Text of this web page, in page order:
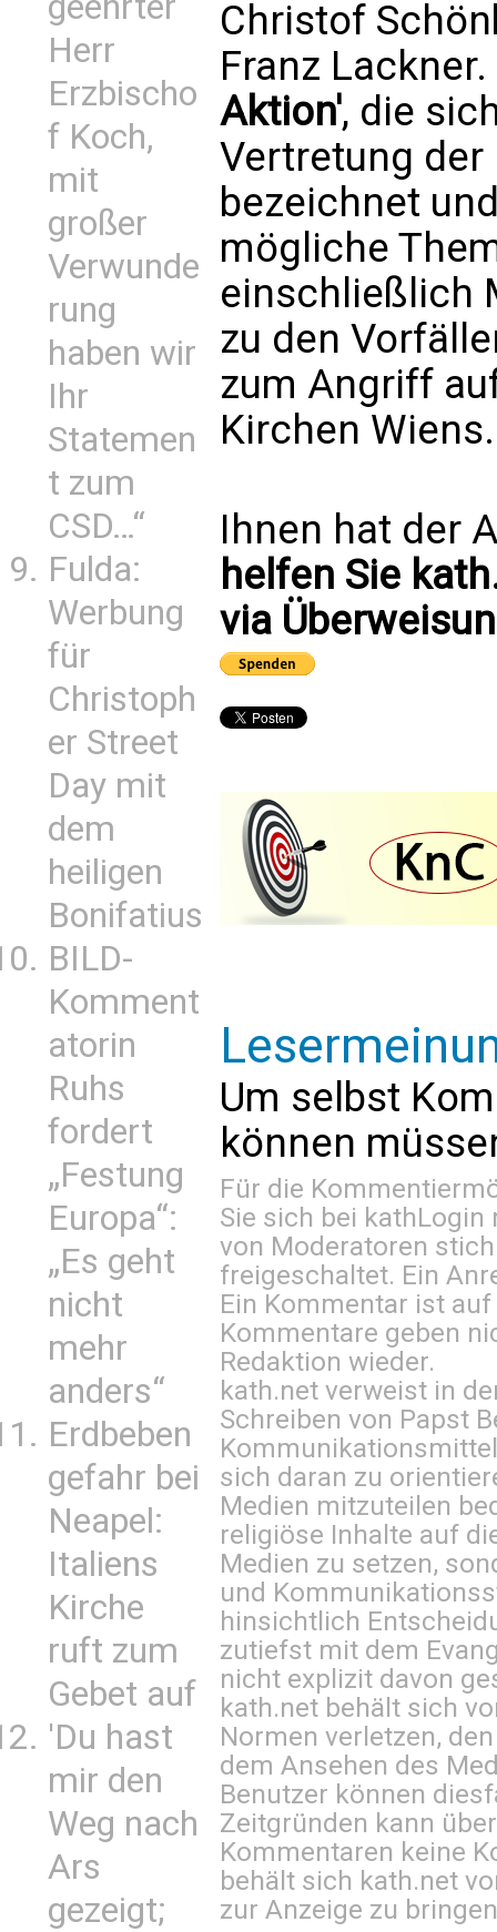
Herr
Erzbischo
f Koch,
mit
großer
Verwunde
rung
haben wir
Ihr
Statemen
t zum
CSD…“
Fulda:
Werbung
für
Christoph
er Street
Day mit
dem
heiligen
Bonifatius
BILD-
Komment
atorin
Ruhs
fordert
„Festung
Europa“:
„Es geht
nicht
mehr
anders“
Erdbeben
gefahr bei
Neapel:
Italiens
Kirche
ruft zum
Gebet auf
'Du hast
mir den
Weg nach
Ars
gezeigt;
Christof
Franz
Aktion', die
Vertretung
bezeichnet
mögliche
einschließlich
zu den
zum Angriff
Kirchen Wiens.
Ihnen hat der
helfen Sie
via
Um selbst
können
Für die
Sie sich bei kathLogin
von Moderatoren
freigeschaltet. Ein
Ein Kommentar ist
Kommentare geben
Redaktion wieder.
kath.net verweist in
Schreiben von Papst
sich daran zu
Medien mitzuteilen
religiöse Inhalte auf
Medien zu setzen,
und
hinsichtlich
zutiefst mit dem
nicht explizit davon
kath.net behält sich
Normen verletzen,
dem Ansehen des
Benutzer können
Zeitgründen kann
Kommentaren keine
behält sich kath.net
zur Anzeige zu